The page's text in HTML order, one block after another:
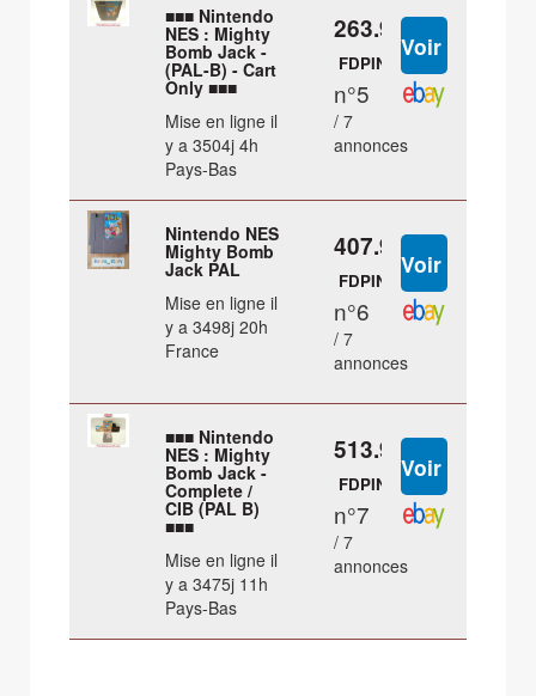
■■■ Nintendo
NES : Mighty
Bomb Jack -
(PAL-B) - Cart
Only ■■■
Mise en ligne il
y a 3504j 4h
Pays-Bas
263.95 €
FDPIN
n°5
/ 7
annonces
Nintendo NES
Mighty Bomb
Jack PAL
Mise en ligne il
y a 3498j 20h
France
407.99 €
FDPIN
n°6
/ 7
annonces
■■■ Nintendo
NES : Mighty
Bomb Jack -
Complete /
CIB (PAL B)
■■■
Mise en ligne il
y a 3475j 11h
Pays-Bas
513.95 €
FDPIN
n°7
/ 7
annonces